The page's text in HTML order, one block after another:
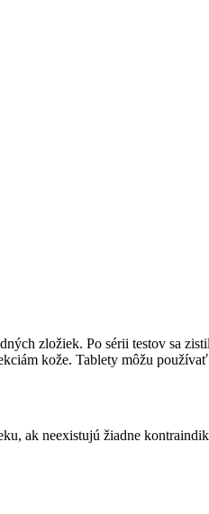
zložiek. Po sérii testov sa
kože. Tablety môžu
ak neexistujú žiadne